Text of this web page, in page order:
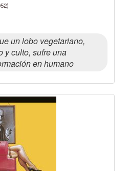
un lobo vegetariano,
y culto, sufre una
en humano